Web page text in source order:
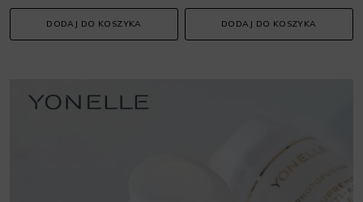
DODAJ DO KOSZYKA DODAJ DO KOSZYKA